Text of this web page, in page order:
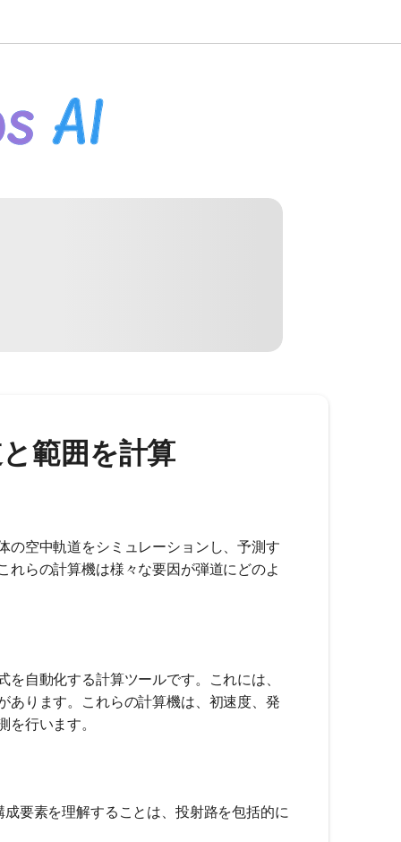
範囲を計算
の空中軌道をシミュレーションし、予測す
れらの計算機は様々な要因が弾道にどのよ
自動化する計算ツールです。これには、
あります。これらの計算機は、初速度、発
行います。
要素を理解することは、投射路を包括的に